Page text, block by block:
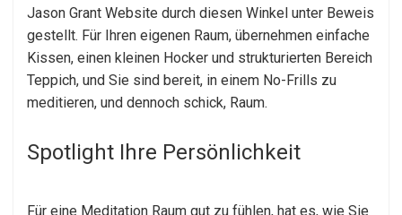
Jason Grant Website durch diesen Winkel unter Beweis
gestellt. Für Ihren eigenen Raum, übernehmen einfache
Kissen, einen kleinen Hocker und strukturierten Bereich
Teppich, und Sie sind bereit, in einem No-Frills zu
meditieren, und dennoch schick, Raum.
Spotlight Ihre Persönlichkeit
Für eine Meditation Raum gut zu fühlen, hat es, wie Sie